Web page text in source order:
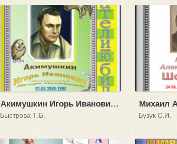
Акимушкин Игорь Иванович (01.03.1929 - 1993)
Быстрова Т.Б. Бузук С.И.